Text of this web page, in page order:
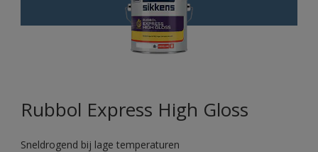
Rubbol Express High Gloss
Sneldrogend bij lage temperaturen